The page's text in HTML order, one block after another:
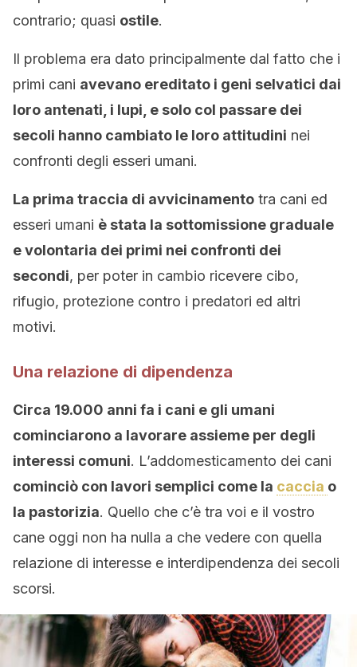
contrario; quasi ostile.
Il problema era dato principalmente dal fatto che i
primi cani avevano ereditato i geni selvatici dai
loro antenati, i lupi, e solo col passare dei
secoli hanno cambiato le loro attitudini nei
confronti degli esseri umani.
La prima traccia di avvicinamento tra cani ed
esseri umani è stata la sottomissione graduale
e volontaria dei primi nei confronti dei
secondi, per poter in cambio ricevere cibo,
rifugio, protezione contro i predatori ed altri
motivi.
Una relazione di dipendenza
Circa 19.000 anni fa i cani e gli umani
cominciarono a lavorare assieme per degli
interessi comuni. L’addomesticamento dei cani
cominciò con lavori semplici come la caccia o
la pastorizia. Quello che c’è tra voi e il vostro
cane oggi non ha nulla a che vedere con quella
relazione di interesse e interdipendenza dei secoli
scorsi.